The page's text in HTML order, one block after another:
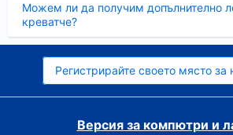
Можем ли да получим допълнително
креватче?
Регистрирайте своето място за
Версия за компютри и